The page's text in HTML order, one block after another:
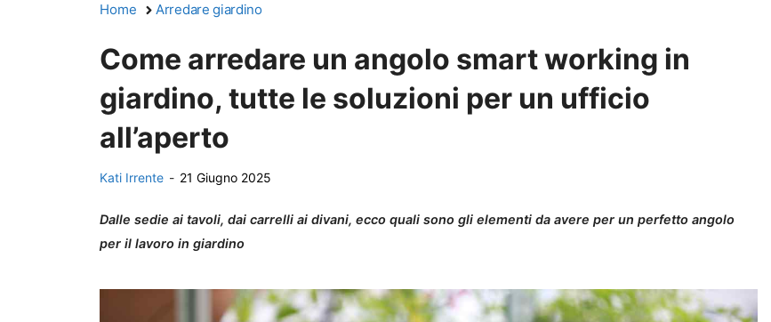
Home Arredare giardino
Come arredare un angolo smart working in
giardino, tutte le soluzioni per un ufficio
all’aperto
Kati Irrente - 21 Giugno 2025
Dalle sedie ai tavoli, dai carrelli ai divani, ecco quali sono gli elementi da avere per un perfetto angolo
per il lavoro in giardino